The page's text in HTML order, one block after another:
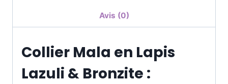
Avis (0)
Collier Mala en Lapis
Lazuli & Bronzite :